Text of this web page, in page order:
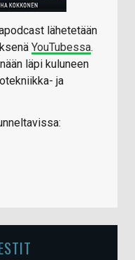
lähetetään
YouTubessa.
läpi kuluneen
ja